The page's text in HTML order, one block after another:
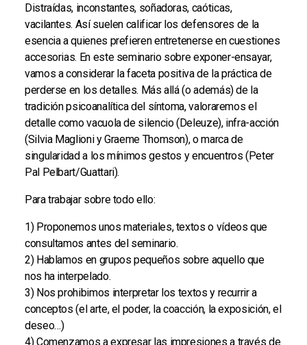
Distraídas, inconstantes, soñadoras, caóticas,
vacilantes. Así suelen calificar los defensores de la
esencia a quienes prefieren entretenerse en cuestiones
accesorias. En este seminario sobre exponer-ensayar,
vamos a considerar la faceta positiva de la práctica de
perderse en los detalles. Más allá (o además) de la
tradición psicoanalítica del síntoma, valoraremos el
detalle como vacuola de silencio (Deleuze), infra-acción
(Silvia Maglioni y Graeme Thomson), o marca de
singularidad a los mínimos gestos y encuentros (Peter
Pal Pelbart/Guattari).
Para trabajar sobre todo ello:
1) Proponemos unos materiales, textos o vídeos que
consultamos antes del seminario.
2) Hablamos en grupos pequeños sobre aquello que
nos ha interpelado.
3) Nos prohibimos interpretar los textos y recurrir a
conceptos (el arte, el poder, la coacción, la exposición, el
deseo…)
4) Comenzamos a expresar las impresiones a través de